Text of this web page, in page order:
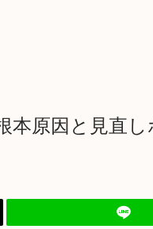
本原因と見直し